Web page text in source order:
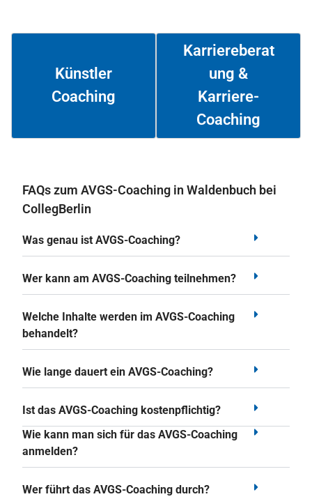
Künstler
Coaching
Weiterlesen
Karriereberat
ung &
Karriere-
Coaching
Weiterlesen
FAQs zum AVGS-Coaching in Waldenbuch bei
CollegBerlin
Was genau ist AVGS-Coaching?
Wer kann am AVGS-Coaching teilnehmen?
Welche Inhalte werden im AVGS-Coaching
behandelt?
Wie lange dauert ein AVGS-Coaching?
Ist das AVGS-Coaching kostenpflichtig?
Wie kann man sich für das AVGS-Coaching
anmelden?
Wer führt das AVGS-Coaching durch?